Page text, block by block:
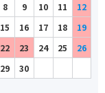
8 9 10 11
12
15 16 17 18
19
22 23 24 25
26
29 30